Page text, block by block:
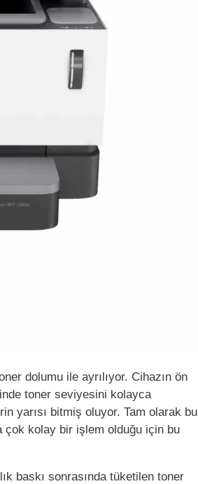
dolumu ile ayrılıyor. Cihazın ön
toner seviyesini kolayca
yarısı bitmiş oluyor. Tam olarak bu
çok kolay bir işlem olduğu için bu
baskı sonrasında tüketilen toner